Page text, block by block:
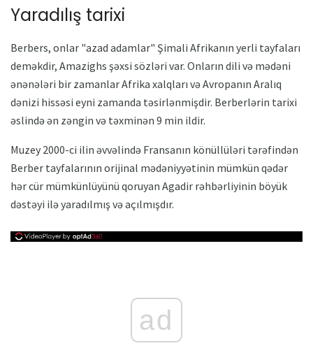
Yaradılış tarixi
Berbers, onlar "azad adamlar" Şimali Afrikanın yerli tayfaları
deməkdir, Amazighs şəxsi sözləri var. Onların dili və mədəni
ənənələri bir zamanlar Afrika xalqları və Avropanın Aralıq
dənizi hissəsi eyni zamanda təsirlənmişdir. Berberlərin tarixi
əslində ən zəngin və təxminən 9 min ildir.
Muzey 2000-ci ilin əvvəlində Fransanın könüllüləri tərəfindən
Berber tayfalarının orijinal mədəniyyətinin mümkün qədər
hər cür mümkünlüyünü qoruyan Agadir rəhbərliyinin böyük
dəstəyi ilə yaradılmış və açılmışdır.
ad